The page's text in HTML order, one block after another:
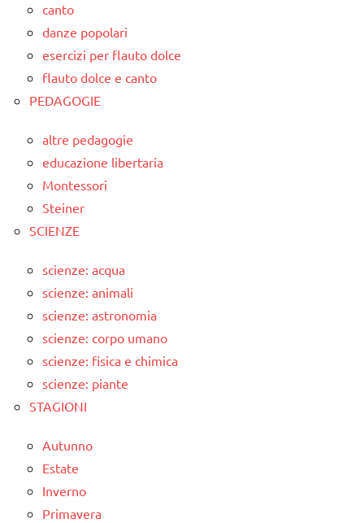
canto
danze popolari
esercizi per flauto dolce
flauto dolce e canto
PEDAGOGIE
altre pedagogie
educazione libertaria
Montessori
Steiner
SCIENZE
scienze: acqua
scienze: animali
scienze: astronomia
scienze: corpo umano
scienze: fisica e chimica
scienze: piante
STAGIONI
Autunno
Estate
Inverno
Primavera